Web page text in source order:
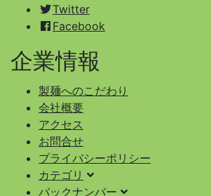
Twitter
Facebook
企業情報
製麺へのこだわり
会社概要
アクセス
お問合せ
プライバシーポリシー
カテゴリ
バックナンバー